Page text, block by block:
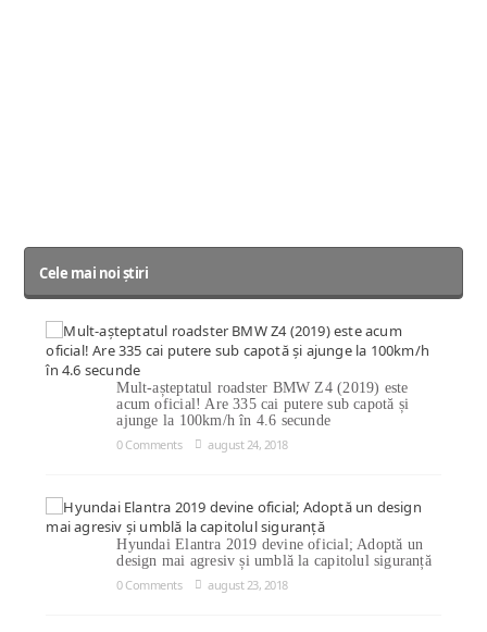
Cele mai noi știri
Mult-așteptatul roadster BMW Z4 (2019) este
acum oficial! Are 335 cai putere sub capotă și
ajunge la 100km/h în 4.6 secunde
0 Comments
august 24, 2018
Hyundai Elantra 2019 devine oficial; Adoptă un
design mai agresiv și umblă la capitolul siguranță
0 Comments
august 23, 2018